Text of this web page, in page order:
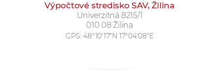
Výpočtové stredisko SAV, Žilina
Univerzitná 8215/1
010 08 Žilina
GPS:48°10'17"N 17°04'08"E